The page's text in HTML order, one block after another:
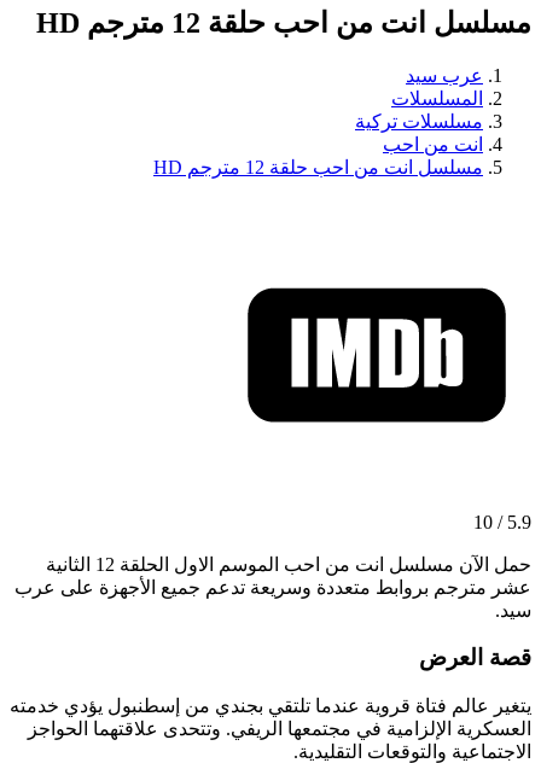
مسلسل انت من احب حلقة 12 مترجم HD
عرب سيد
المسلسلات
مسلسلات تركية
انت من احب
مسلسل انت من احب حلقة 12 مترجم HD
5.9 / 10
حمل الآن مسلسل انت من احب الموسم الاول الحلقة 12 الثانية
عشر مترجم بروابط متعددة وسريعة تدعم جميع الأجهزة على عرب
سيد.
قصة العرض
يتغير عالم فتاة قروية عندما تلتقي بجندي من إسطنبول يؤدي خدمته
العسكرية الإلزامية في مجتمعها الريفي. وتتحدى علاقتهما الحواجز
الاجتماعية والتوقعات التقليدية.